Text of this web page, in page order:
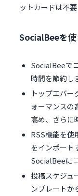
ットカードは不要
SocialBeeを
SocialBeeで
時間を節約し
トップエバ
ォーマンスの
高め、さらに
RSS機能を使
をインポート
SocialBeeに
投稿スケジュ
ンプレートか